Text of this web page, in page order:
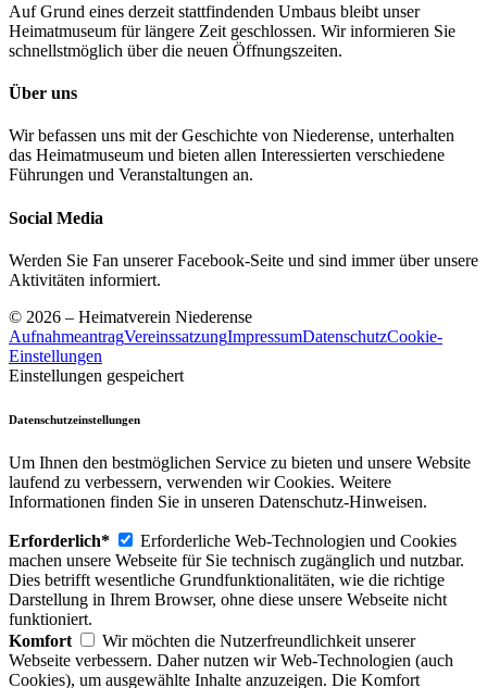
Auf Grund eines derzeit stattfindenden Umbaus bleibt unser
Heimatmuseum für längere Zeit geschlossen. Wir informieren Sie
schnellstmöglich über die neuen Öffnungszeiten.
Über uns
Wir befassen uns mit der Geschichte von Niederense, unterhalten
das Heimatmuseum und bieten allen Interessierten verschiedene
Führungen und Veranstaltungen an.
Social Media
Werden Sie Fan unserer Facebook-Seite und sind immer über unsere
Aktivitäten informiert.
© 2026 – Heimatverein Niederense
AufnahmeantragVereinssatzungImpressumDatenschutzCookie-
Einstellungen
Einstellungen gespeichert
Datenschutzeinstellungen
Um Ihnen den bestmöglichen Service zu bieten und unsere Website
laufend zu verbessern, verwenden wir Cookies. Weitere
Informationen finden Sie in unseren Datenschutz-Hinweisen.
Erforderlich*
Erforderliche Web-Technologien und Cookies
machen unsere Webseite für Sie technisch zugänglich und nutzbar.
Dies betrifft wesentliche Grundfunktionalitäten, wie die richtige
Darstellung in Ihrem Browser, ohne diese unsere Webseite nicht
funktioniert.
Komfort
Wir möchten die Nutzerfreundlichkeit unserer
Webseite verbessern. Daher nutzen wir Web-Technologien (auch
Cookies), um ausgewählte Inhalte anzuzeigen. Die Komfort